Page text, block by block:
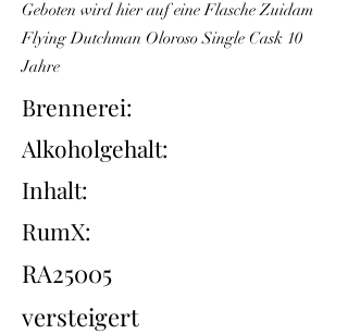
Geboten wird hier auf eine Flasche Zuidam
Flying Dutchman Oloroso Single Cask 10
Jahre
Brennerei:
Alkoholgehalt:
Inhalt:
RumX:
RA25005
versteigert